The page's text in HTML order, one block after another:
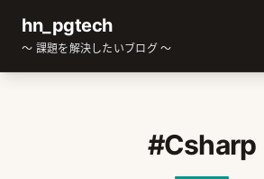
hn_pgtech
～ 課題を解決したいブログ ～
#Csharp